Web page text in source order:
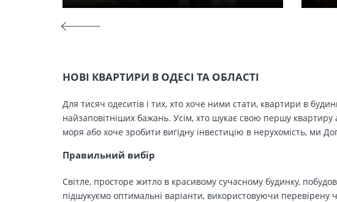
НОВІ КВАРТИРИ В ОДЕСІ ТА ОБЛАСТІ
Для тисяч одеситів і тих, хто хоче ними стати, квартири в
найзаповітніших бажань. Усім, хто шукає свою першу
моря або хоче зробити вигідну інвестицію в нерухомість, ми
Правильний вибір
Світле, просторе житло в красивому сучасному будинку,
підшукуємо оптимальні варіанти, використовуючи